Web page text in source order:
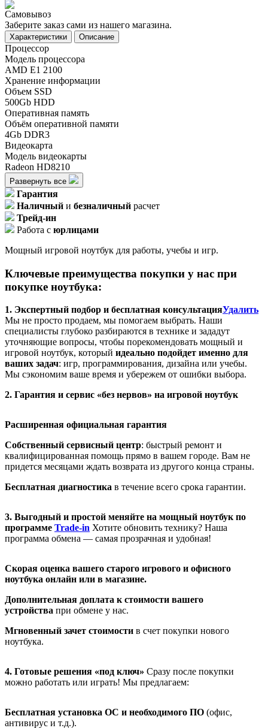
Самовывоз
Заберите заказ сами из нашего магазина.
Характеристики Описание
Процессор
Модель процессора
AMD E1 2100
Хранение информации
Объем SSD
500Gb HDD
Оперативная память
Объём оперативной памяти
4Gb DDR3
Видеокарта
Модель видеокарты
Radeon HD8210
Развернуть все
Гарантия
Наличный и безналичный расчет
Трейд-ин
Работа с юрлицами
Мощный игровой ноутбук для работы, учебы и игр.
Ключевые преимущества покупки у нас при
покупке ноутбука:
1. Экспертный подбор и бесплатная консультацияУдалить
Мы не просто продаем, мы помогаем выбрать. Наши
специалисты глубоко разбираются в технике и зададут
уточняющие вопросы, чтобы порекомендовать мощный и
игровой ноутбук, который идеально подойдет именно для
ваших задач: игр, программирования, дизайна или учебы.
Мы сэкономим ваше время и убережем от ошибки выбора.
2. Гарантия и сервис «без нервов» на игровой ноутбук
Расширенная официальная гарантия
Собственный сервисный центр: быстрый ремонт и
квалифицированная помощь прямо в вашем городе. Вам не
придется месяцами ждать возврата из другого конца страны.
Бесплатная диагностика в течение всего срока гарантии.
3. Выгодный и простой меняйте на мощный ноутбук по
программе Trade-in Хотите обновить технику? Наша
программа обмена — самая прозрачная и удобная!
Скорая оценка вашего старого игрового и офисного
ноутбука онлайн или в магазине.
Дополнительная доплата к стоимости вашего
устройства при обмене у нас.
Мгновенный зачет стоимости в счет покупки нового
ноутбука.
4. Готовые решения «под ключ» Сразу после покупки
можно работать или играть! Мы предлагаем:
Бесплатная установка ОС и необходимого ПО (офис,
антивирус и т.д.).